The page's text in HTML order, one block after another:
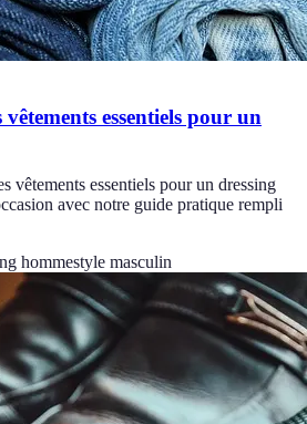
essentiels pour un
vêtements essentiels pour un dressing
avec notre guide pratique rempli
hommestyle masculin